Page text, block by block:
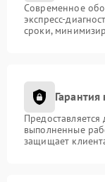
Современное
экспресс-
сроки,
выполненные
защищает